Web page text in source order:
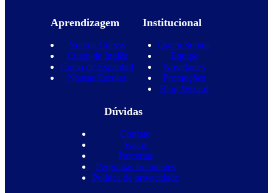
Aprendizagem
Nossos Cursos
Curso de Inglês
Curso de Espanhol
Nossas Escolas
Institucional
Quem Somos
Equipe
Novidades
Promoções
Blog Wizard
Dúvidas
Contato
Vagas
Parcerias
Perguntas frequentes
Política de privacidade